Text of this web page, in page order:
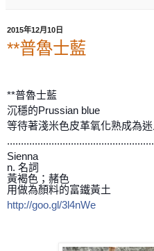
2015年12月10日
**普魯士藍
**普魯士藍
沉穩的Prussian blue
等待著淺米色皮革氧化熟成為
Sienna
n. 名詞
黃褐色；赭色
用做為顏料的富鐵黃土
http://goo.gl/3l4nWe